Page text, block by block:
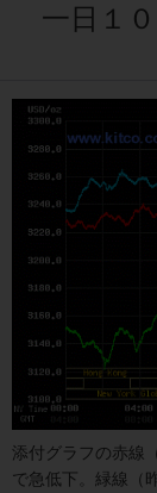
一日１
添付グラフの赤線
で急低下。緑線（